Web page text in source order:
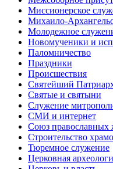
Миссионерское
Михаило-
Молодежное
Новомученики и
Паломничество
Праздники
Происшествия
Святейший
Святые и святыни
Служение
СМИ и интернет
Союз
Строительство
Тюремное служение
Церковная